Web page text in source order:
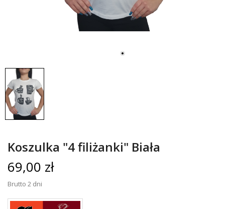
Koszulka "4 filiżanki" Biała
69,00 zł
Brutto 2 dni